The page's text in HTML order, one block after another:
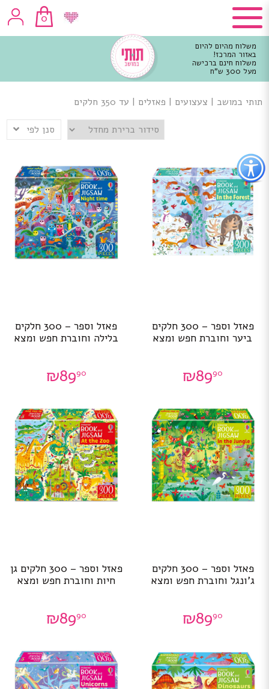
כפתור
לפתיחת
תפריט
נגישות
0
משלוח מהיום להיום
באזור המרכז!
משלוח חינם ברכישה
מעל 300 ש"ח
מרכזי
תותי במושב | צעצועים | פאזלים | עד 350 חלקים
סנן לפי
פאזל וספר – 300 חלקים
ביער וחוברת חפש ומצא
₪8990
פאזל וספר – 300 חלקים
בלילה וחוברת חפש ומצא
₪8990
פאזל וספר – 300 חלקים
ג’ונגל וחוברת חפש ומצא
₪8990
פאזל וספר – 300 חלקים גן
חיות וחוברת חפש ומצא
₪8990